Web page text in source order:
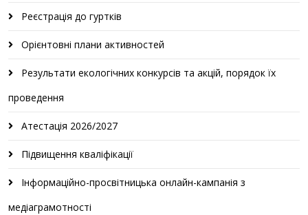
Реєстрація до гуртків
Орієнтовні плани активностей
Результати екологічних конкурсів та акцій, порядок їх
проведення
Атестація 2026/2027
Підвищення кваліфікації
Інформаційно-просвітницька онлайн-кампанія з
медіаграмотності